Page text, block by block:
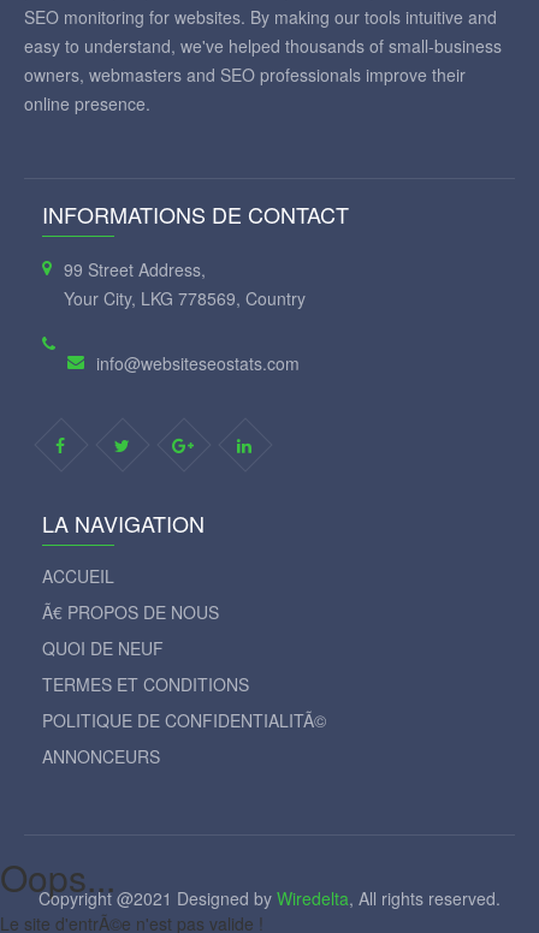
SEO monitoring for websites. By making our tools intuitive and
easy to understand, we've helped thousands of small-business
owners, webmasters and SEO professionals improve their
online presence.
INFORMATIONS DE CONTACT
99 Street Address,
Your City, LKG 778569, Country
info@websiteseostats.com
LA NAVIGATION
ACCUEIL
Ã€ PROPOS DE NOUS
QUOI DE NEUF
TERMES ET CONDITIONS
POLITIQUE DE CONFIDENTIALITÃ©
ANNONCEURS
Copyright @2021 Designed by Wiredelta, All rights reserved.
Oops...
Le site d'entrÃ©e n'est pas valide !